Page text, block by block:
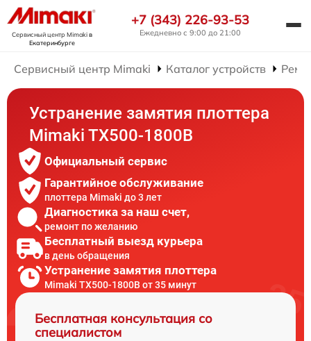
Сервисный центр Mimakiв
Екатеринбурге
+7 (343) 226-93-53
Ежедневно с 9:00 до 21:00
Сервисный центр Mimaki Каталог устройств
Устранение замятия плоттера
Mimaki TX500-1800B
Официальный сервис
Гарантийное обслуживание
плоттера Mimaki до 3 лет
Диагностика за наш счет,
ремонт по желанию
Бесплатный выезд курьера
в день обращения
Устранение замятия плоттера
Mimaki TX500-1800B от 35 минут
Бесплатная консультация со
специалистом